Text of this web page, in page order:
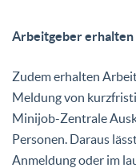
Arbeitgeber erhalten
Zudem erhalten
Meldung von
Minijob-Zentrale
Personen. Daraus
Anmeldung oder im